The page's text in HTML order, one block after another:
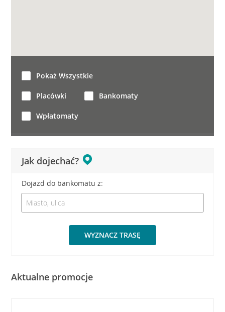
Jak dojechać?
Dojazd do bankomatu z:
WYZNACZ TRASĘ
Pokaż Wszystkie
Placówki Bankomaty
Wpłatomaty
Aktualne promocje